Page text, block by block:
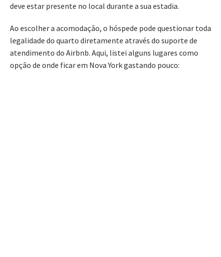
deve estar presente no local durante a sua estadia.
Ao escolher a acomodação, o hóspede pode questionar toda
legalidade do quarto diretamente através do suporte de
atendimento do Airbnb. Aqui, listei alguns lugares como
opção de onde ficar em Nova York gastando pouco: